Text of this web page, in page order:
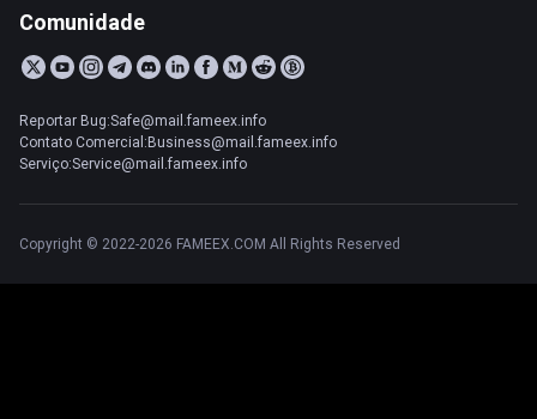
Comunidade
Reportar Bug:Safe@mail.fameex.info
Contato Comercial:Business@mail.fameex.info
Serviço:Service@mail.fameex.info
Copyright © 2022-2026 FAMEEX.COM All Rights Reserved